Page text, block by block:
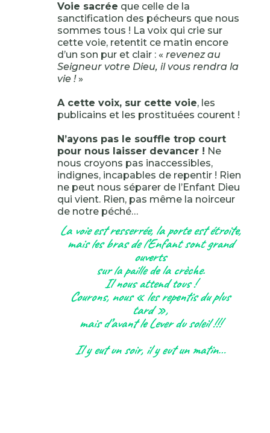
Voie sacrée que celle de la
sanctification des pécheurs que nous
sommes tous ! La voix qui crie sur
cette voie, retentit ce matin encore
d’un son pur et clair : « revenez au
Seigneur votre Dieu, il vous rendra la
vie !»
A cette voix, sur cette voie, les
publicains et les prostituées courent !
N’ayons pas le souffle trop court
pour nous laisser devancer ! Ne
nous croyons pas inaccessibles,
indignes, incapables de repentir ! Rien
ne peut nous séparer de l’Enfant Dieu
qui vient. Rien, pas même la noirceur
de notre péché…
La voie est resserrée, la porte est étroite,
mais les bras de l’Enfant sont grand
ouverts
sur la paille de la crèche.
Il nous attend tous !
Courons, nous « les repentis du plus
tard »,
mais d’avant le Lever du soleil !!!
Il y eut un soir, il y eut un matin…